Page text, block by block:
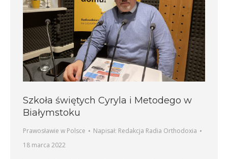
Szkoła świętych Cyryla i Metodego w
Białymstoku
Prawosławie w Polsce Napisał: Redakcja Radia Orthodoxia
18 marca 2022